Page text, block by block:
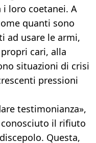
loro coetanei. A
quanti sono
ad usare le armi,
cari, alla
situazioni di crisi
pressioni
testimonianza»,
conosciuto il rifiuto
Questa,